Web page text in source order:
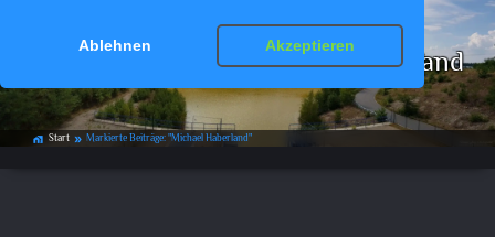
Ablehnen Akzeptieren
Schlagwort-Archiv:Michael Haberland
home_work Start double_arrow Markierte Beiträge: "Michael Haberland"